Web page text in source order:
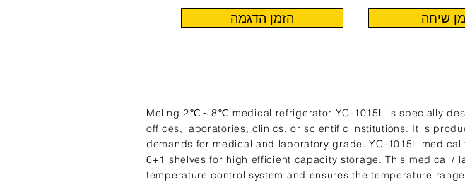
הזמן הדגמה שיחה
Meling 2℃～8℃ medical refrigerator YC-1015L is specially
offices, laboratories, clinics, or scientific institutions. It is
demands for medical and laboratory grade. YC-1015L
6+1 shelves for high efficient capacity storage. This medical
temperature control system and ensures the temperature